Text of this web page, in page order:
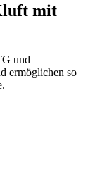
mit
und
ermöglichen so